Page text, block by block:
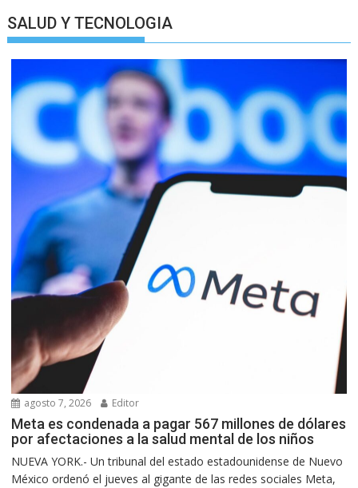
SALUD Y TECNOLOGIA
agosto 7, 2026 Editor
Meta es condenada a pagar 567 millones de dólares
por afectaciones a la salud mental de los niños
NUEVA YORK.- Un tribunal del estado estadounidense de Nuevo
México ordenó el jueves al gigante de las redes sociales Meta,